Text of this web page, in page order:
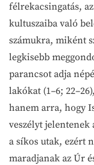
félrekacsingatás,
kultuszaiba való
számukra, miként
legkisebb
parancsot adja
lakókat (1–6;
hanem arra, hogy
veszélyt jelentenek
a síkos utak, ezért
maradjanak az Úr